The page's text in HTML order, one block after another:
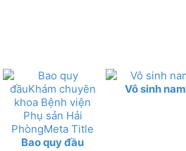
Bao quy đầu
Vô sinh nam